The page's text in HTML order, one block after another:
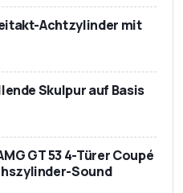
Achtzylinder mit
Skulpur auf Basis
GT 53 4-Türer Coupé
Sound